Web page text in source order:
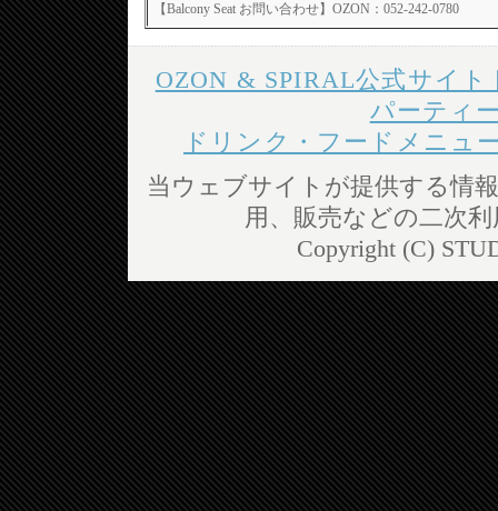
【Balcony Seat お問い合わせ】OZON：052-242-0780
OZON & SPIRAL公式サイト
パーティ
ドリンク・フードメニュ
当ウェブサイトが提供する情
用、販売などの二次
Copyright (C)